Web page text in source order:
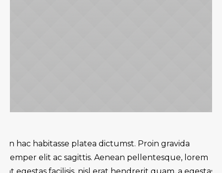
In hac habitasse platea dictumst. Proin gravida
semper elit ac sagittis. Aenean pellentesque, lorem